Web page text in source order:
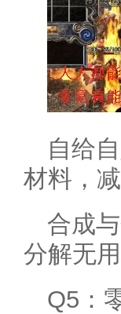
自给
材料，
合成
分解无
Q5：